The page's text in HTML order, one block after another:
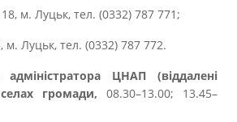
м. Луцьк, тел. (0332) 787 771;
м. Луцьк, тел. (0332) 787 772.
ЦНАП (віддалені
громади, 08.30–13.00; 13.45–